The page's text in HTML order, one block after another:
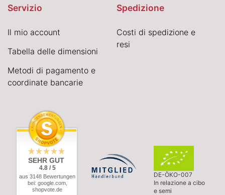
Servizio
Il mio account
Tabella delle dimensioni
Metodi di pagamento e
coordinate bancarie
Spedizione
Costi di spedizione e
resi
SEHR GUT
4.8 / 5
aus 3148 Bewertungen
bei: google.com,
shopvote.de
DE-ÖKO-007
In relazione a cibo
e semi